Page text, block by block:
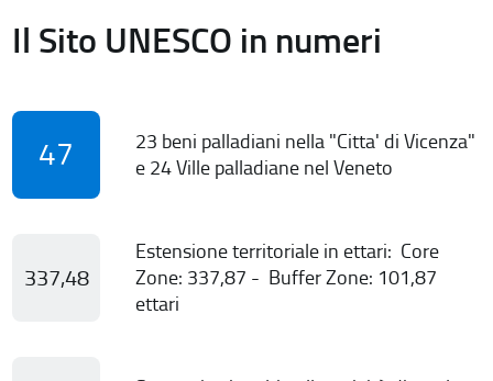
Il Sito UNESCO in numeri
47
23 beni palladiani nella "Citta' di Vicenza"
e 24 Ville palladiane nel Veneto
337,48
Estensione territoriale in ettari: Core
Zone: 337,87 - Buffer Zone: 101,87
ettari